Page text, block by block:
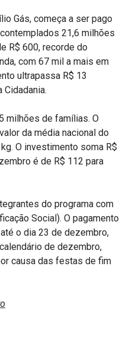
Gás, começa a ser pago
21,6 milhões
R$ 600, recorde do
com 67 mil a mais em
ultrapassa R$ 13
milhões de famílias. O
da média nacional do
O investimento soma R$
é de R$ 112 para
do programa com
Social). O pagamento
o dia 23 de dezembro,
de dezembro,
causa das festas de fim